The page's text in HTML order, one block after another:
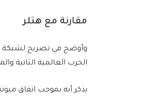
مقارنة مع هتلر
وأوضح في تصريح لشبكة
الحرب العالمية الثانية